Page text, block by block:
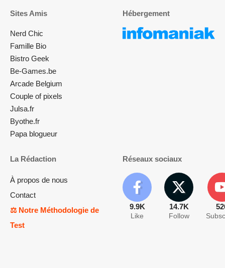
Sites Amis
Nerd Chic
Famille Bio
Bistro Geek
Be-Games.be
Arcade Belgium
Couple of pixels
Julsa.fr
Byothe.fr
Papa blogueur
Hébergement
La Rédaction
À propos de nous
Contact
⚖️ Notre Méthodologie de
Test
Réseaux sociaux
9.9K
Like
14.7K
Follow